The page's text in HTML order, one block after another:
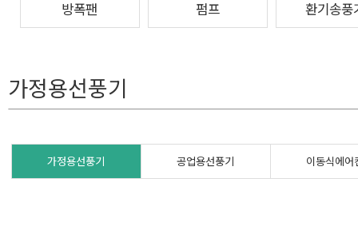
방폭팬 펌프 환기송풍
가정용선풍기
가정용선풍기 공업용선풍기 이동식에어